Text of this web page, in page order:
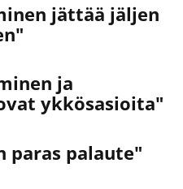
jättää jäljen
ja
ykkösasioita"
paras palaute"